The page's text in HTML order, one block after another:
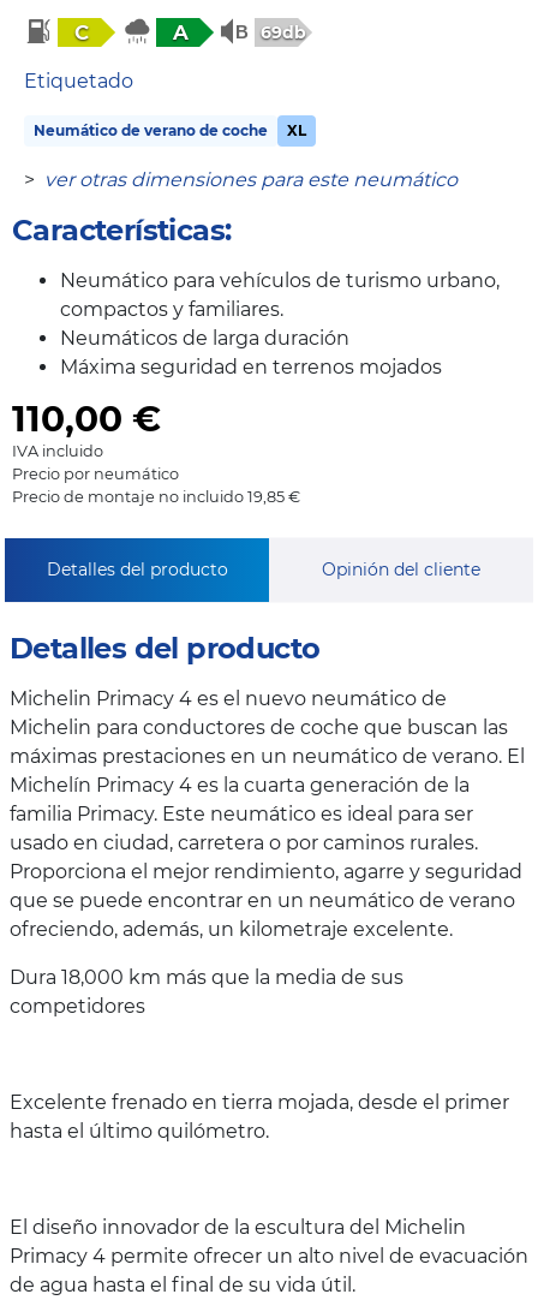
C A 69db
Etiquetado
Neumático de verano de coche XL
> ver otras dimensiones para este neumático
Características:
Neumático para vehículos de turismo urbano,
compactos y familiares.
Neumáticos de larga duración
Máxima seguridad en terrenos mojados
110,00 €
IVA incluido
Precio por neumático
Precio de montaje no incluido 19,85 €
Detalles del producto Opinión del cliente
Detalles del producto
Michelin Primacy 4 es el nuevo neumático de
Michelin para conductores de coche que buscan las
máximas prestaciones en un neumático de verano. El
Michelín Primacy 4 es la cuarta generación de la
familia Primacy. Este neumático es ideal para ser
usado en ciudad, carretera o por caminos rurales.
Proporciona el mejor rendimiento, agarre y seguridad
que se puede encontrar en un neumático de verano
ofreciendo, además, un kilometraje excelente.
Dura 18,000 km más que la media de sus
competidores
Excelente frenado en tierra mojada, desde el primer
hasta el último quilómetro.
El diseño innovador de la escultura del Michelin
Primacy 4 permite ofrecer un alto nivel de evacuación
de agua hasta el final de su vida útil.